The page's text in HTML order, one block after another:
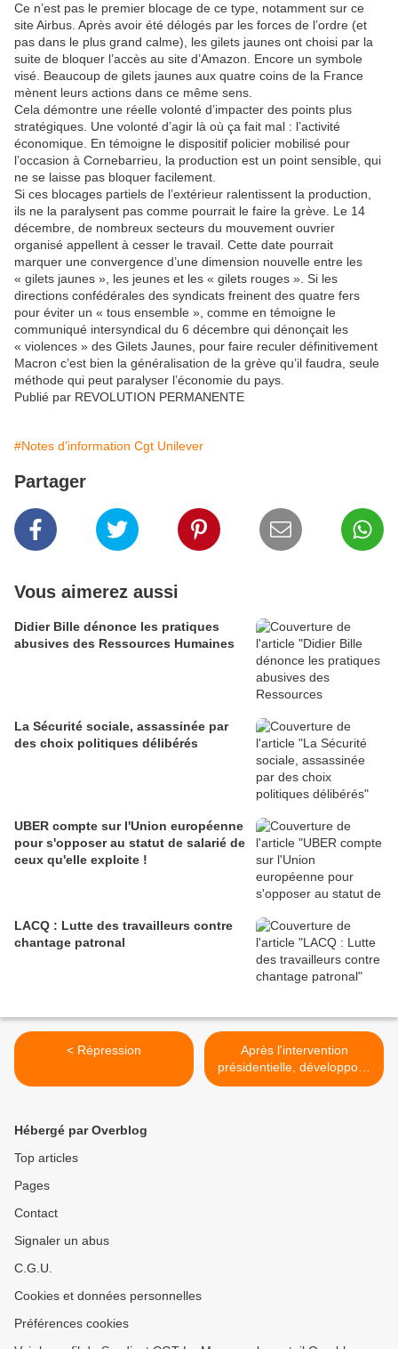
Ce n’est pas le premier blocage de ce type, notamment sur ce
site Airbus. Après avoir été délogés par les forces de l’ordre (et
pas dans le plus grand calme), les gilets jaunes ont choisi par la
suite de bloquer l’accès au site d’Amazon. Encore un symbole
visé. Beaucoup de gilets jaunes aux quatre coins de la France
mènent leurs actions dans ce même sens.
Cela démontre une réelle volonté d’impacter des points plus
stratégiques. Une volonté d’agir là où ça fait mal : l’activité
économique. En témoigne le dispositif policier mobilisé pour
l’occasion à Cornebarrieu, la production est un point sensible, qui
ne se laisse pas bloquer facilement.
Si ces blocages partiels de l’extérieur ralentissent la production,
ils ne la paralysent pas comme pourrait le faire la grève. Le 14
décembre, de nombreux secteurs du mouvement ouvrier
organisé appellent à cesser le travail. Cette date pourrait
marquer une convergence d’une dimension nouvelle entre les
« gilets jaunes », les jeunes et les « gilets rouges ». Si les
directions confédérales des syndicats freinent des quatre fers
pour éviter un « tous ensemble », comme en témoigne le
communiqué intersyndical du 6 décembre qui dénonçait les
« violences » des Gilets Jaunes, pour faire reculer définitivement
Macron c’est bien la généralisation de la grève qu’il faudra, seule
méthode qui peut paralyser l’économie du pays.
Publié par REVOLUTION PERMANENTE
#Notes d'information Cgt Unilever
Partager
Vous aimerez aussi
Didier Bille dénonce les pratiques
abusives des Ressources Humaines
La Sécurité sociale, assassinée par
des choix politiques délibérés
UBER compte sur l'Union européenne
pour s'opposer au statut de salarié de
ceux qu'elle exploite !
LACQ : Lutte des travailleurs contre
chantage patronal
< Répression
Après l'intervention
présidentielle, développons
la lutte sociale de masse
Hébergé par Overblog
Top articles
Pages
Contact
Signaler un abus
C.G.U.
Cookies et données personnelles
Préférences cookies